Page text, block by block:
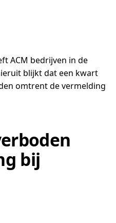
ACM bedrijven in de
blijkt dat een kwart
omtrent de vermelding
bij